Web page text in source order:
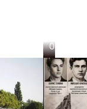
05.08.26